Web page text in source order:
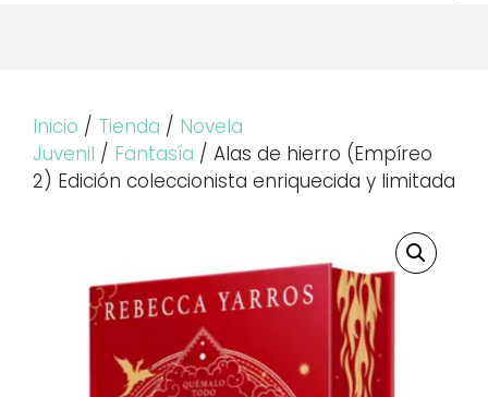
Inicio / Tienda / Novela
Juvenil / Fantasía / Alas de hierro (Empíreo
2) Edición coleccionista enriquecida y limitada